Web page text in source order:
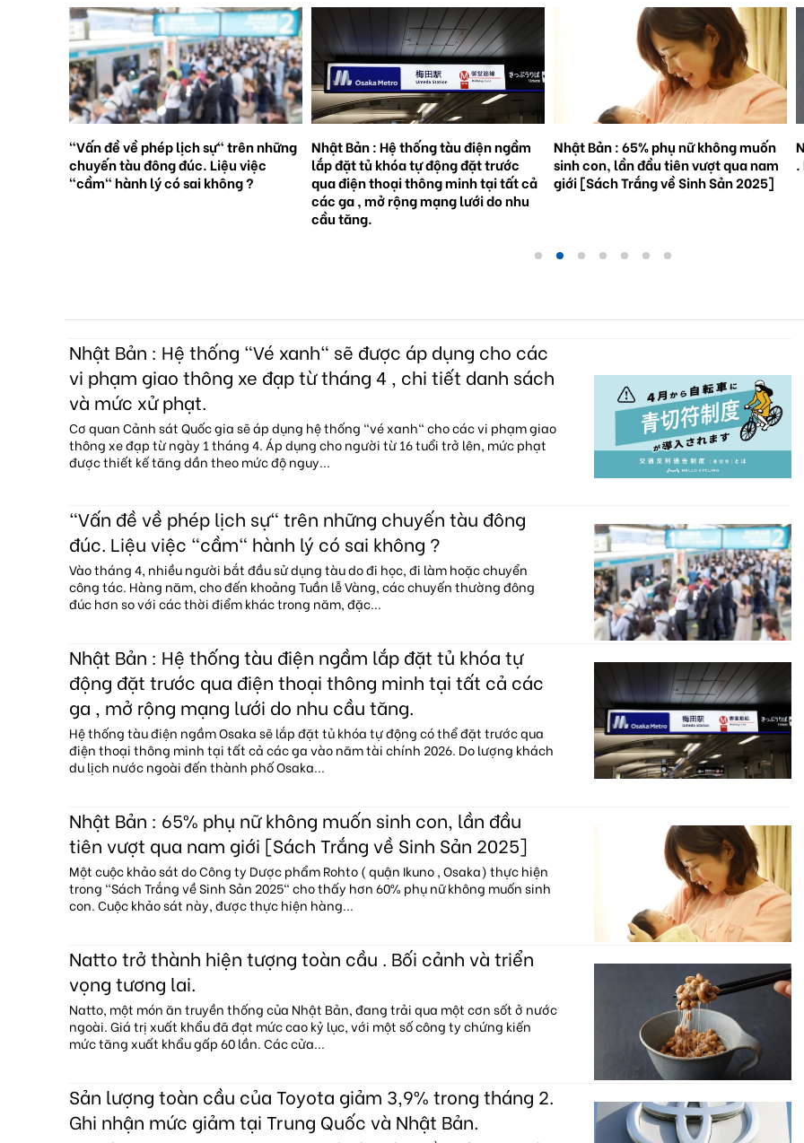
Nhật Bản : Hệ thống tàu điện ngầm
lắp đặt tủ khóa tự động đặt trước
qua điện thoại thông minh tại tất cả
Nhật Bản : 65% phụ nữ không muốn
sinh con, lần đầu tiên vượt qua nam
giới [Sách Trắng về Sinh Sản 2025]
Natto trở thành hiện tượng toàn cầu
. Bối cảnh và triển vọng tương lai.
Nhật Bản : Hệ thống "Vé xanh" sẽ được áp dụng cho các
vi phạm giao thông xe đạp từ tháng 4 , chi tiết danh sách
và mức xử phạt.
Cơ quan Cảnh sát Quốc gia sẽ áp dụng hệ thống "vé xanh" cho các vi phạm giao
thông xe đạp từ ngày 1 tháng 4. Áp dụng cho người từ 16 tuổi trở lên, mức phạt
được thiết kế tăng dần theo mức độ nguy...
"Vấn đề về phép lịch sự" trên những chuyến tàu đông
đúc. Liệu việc "cầm" hành lý có sai không ?
Vào tháng 4, nhiều người bắt đầu sử dụng tàu do đi học, đi làm hoặc chuyển
công tác. Hàng năm, cho đến khoảng Tuần lễ Vàng, các chuyến thường đông
đúc hơn so với các thời điểm khác trong năm, đặc...
Nhật Bản : Hệ thống tàu điện ngầm lắp đặt tủ khóa tự
động đặt trước qua điện thoại thông minh tại tất cả các
ga , mở rộng mạng lưới do nhu cầu tăng.
Hệ thống tàu điện ngầm Osaka sẽ lắp đặt tủ khóa tự động có thể đặt trước qua
điện thoại thông minh tại tất cả các ga vào năm tài chính 2026. Do lượng khách
du lịch nước ngoài đến thành phố Osaka...
Nhật Bản : 65% phụ nữ không muốn sinh con, lần đầu
tiên vượt qua nam giới [Sách Trắng về Sinh Sản 2025]
Một cuộc khảo sát do Công ty Dược phẩm Rohto ( quận Ikuno , Osaka) thực hiện
trong "Sách Trắng về Sinh Sản 2025" cho thấy hơn 60% phụ nữ không muốn sinh
con. Cuộc khảo sát này, được thực hiện hàng...
Natto trở thành hiện tượng toàn cầu . Bối cảnh và triển
vọng tương lai.
Natto, một món ăn truyền thống của Nhật Bản, đang trải qua một cơn sốt ở nước
ngoài. Giá trị xuất khẩu đã đạt mức cao kỷ lục, với một số công ty chứng kiến
mức tăng xuất khẩu gấp 60 lần. Các cửa...
Sản lượng toàn cầu của Toyota giảm 3,9% trong tháng 2.
Ghi nhận mức giảm tại Trung Quốc và Nhật Bản.